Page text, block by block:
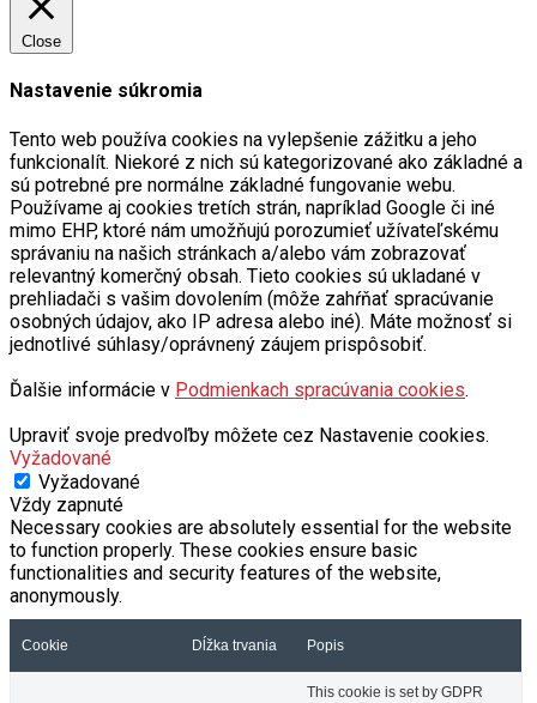
Close
Nastavenie súkromia
Tento web používa cookies na vylepšenie zážitku a jeho
funkcionalít. Niekoré z nich sú kategorizované ako základné a
sú potrebné pre normálne základné fungovanie webu.
Používame aj cookies tretích strán, napríklad Google či iné
mimo EHP, ktoré nám umožňujú porozumieť užívateľskému
správaniu na našich stránkach a/alebo vám zobrazovať
relevantný komerčný obsah. Tieto cookies sú ukladané v
prehliadači s vašim dovolením (môže zahŕňať spracúvanie
osobných údajov, ako IP adresa alebo iné). Máte možnosť si
jednotlivé súhlasy/oprávnený záujem prispôsobiť.
Ďalšie informácie v Podmienkach spracúvania cookies.
Upraviť svoje predvoľby môžete cez Nastavenie cookies.
Vyžadované
Vyžadované
Vždy zapnuté
Necessary cookies are absolutely essential for the website
to function properly. These cookies ensure basic
functionalities and security features of the website,
anonymously.
Cookie Dĺžka trvania Popis
This cookie is set by GDPR